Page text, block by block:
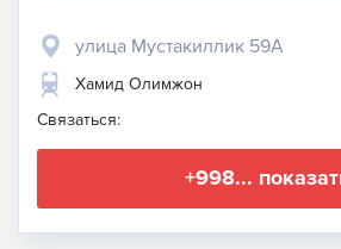
улица Мустакиллик 59А
Хамид Олимжон
Связаться:
+998...